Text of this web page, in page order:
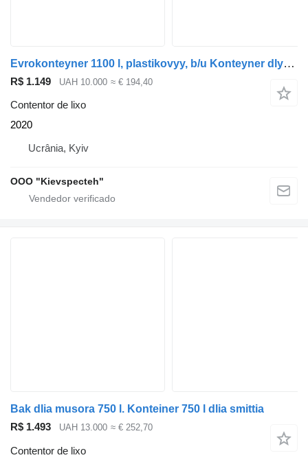
Evrokonteyner 1100 l, plastikovyy, b/u Konteyner dlya musora
R$ 1.149 UAH 10.000 ≈ € 194,40
Contentor de lixo
2020
Ucrânia, Kyiv
OOO "Kievspecteh"
Bak dlia musora 750 l. Konteiner 750 l dlia smittia
R$ 1.493
UAH 13.000 ≈ € 252,70
Contentor de lixo